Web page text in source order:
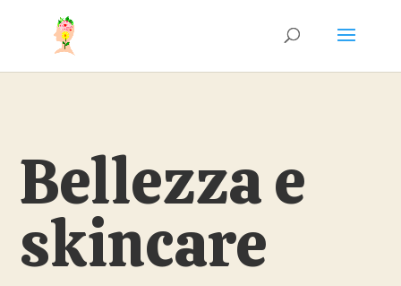
Bellezza e
skincare